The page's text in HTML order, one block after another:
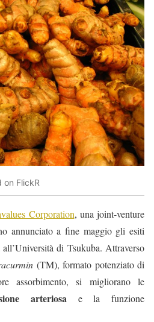
FlickR
Corporation, una joint-venture
annunciato a fine maggio gli esiti
di Tsukuba. Attraverso
(TM), formato potenziato di
assorbimento, si migliorano le
arteriosa e la funzione